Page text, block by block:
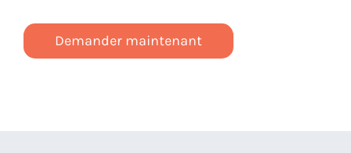
Demander maintenant